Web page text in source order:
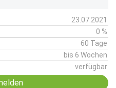
23.07.2021
0 %
60 Tage
bis 6 Wochen
verfügbar